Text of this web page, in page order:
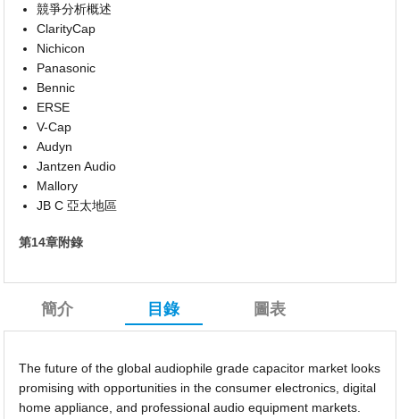
競爭分析概述
ClarityCap
Nichicon
Panasonic
Bennic
ERSE
V-Cap
Audyn
Jantzen Audio
Mallory
JB C 亞太地區
第14章附錄
簡介 目錄 圖表
The future of the global audiophile grade capacitor market looks
promising with opportunities in the consumer electronics, digital
home appliance, and professional audio equipment markets.